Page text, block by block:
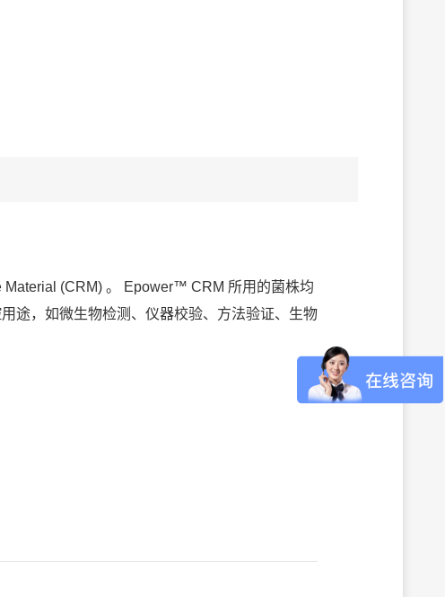
Material (CRM) 。 Epower™ CRM 所用的菌株均
途，如微生物检测、仪器校验、方法验证、生物